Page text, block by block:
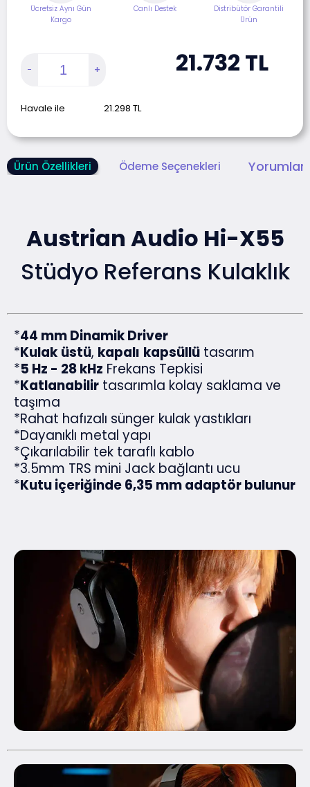
Ücretsiz Aynı Gün
Kargo
Canlı Destek
Distribütör Garantili
Ürün
21.732 TL
Havale ile 21.298 TL
Ürün Özellikleri Ödeme Seçenekleri
Austrian Audio Hi-X55
Stüdyo Referans Kulaklık
*44 mm Dinamik Driver
*Kulak üstü, kapalı kapsüllü tasarım
*5 Hz - 28 kHz Frekans Tepkisi
*Katlanabilir tasarımla kolay saklama ve
taşıma
*Rahat hafızalı sünger kulak yastıkları
*Dayanıklı metal yapı
*Çıkarılabilir tek taraflı kablo
*3.5mm TRS mini Jack bağlantı ucu
*Kutu içeriğinde 6,35 mm adaptör bulunur